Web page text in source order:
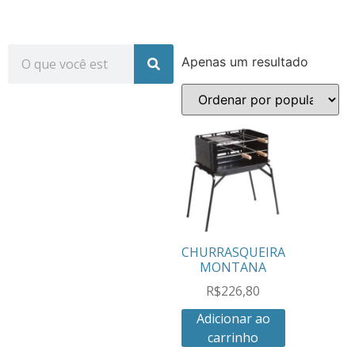
Apenas um resultado
CHURRASQUEIRA
MONTANA
R$226,80
Adicionar ao
carrinho